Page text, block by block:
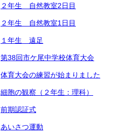
２年生 自然教室2日目
２年生 自然教室1日目
１年生 遠足
第38回市ケ尾中学校体育大会
体育大会の練習が始まりました
細胞の観察（２年生：理科）
前期認証式
あいさつ運動